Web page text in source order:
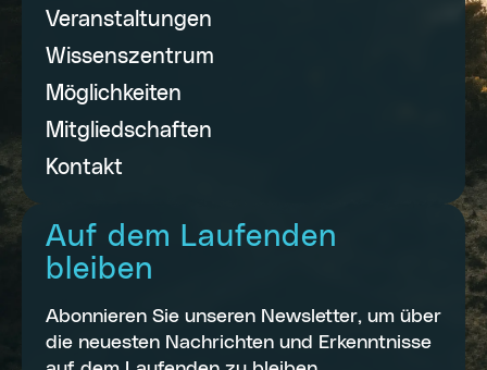
Veranstaltungen
Wissenszentrum
Möglichkeiten
Mitgliedschaften
Kontakt
Auf dem Laufenden
bleiben
Abonnieren Sie unseren Newsletter, um über
die neuesten Nachrichten und Erkenntnisse